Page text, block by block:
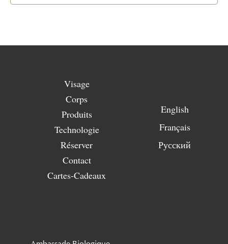
Visage
Corps
Produits
Technologie
Réserver
Contact
Cartes-Cadeaux
English
Français
Русский